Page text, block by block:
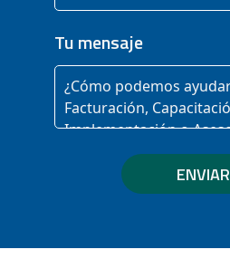
Tu mensaje
ENVIAR